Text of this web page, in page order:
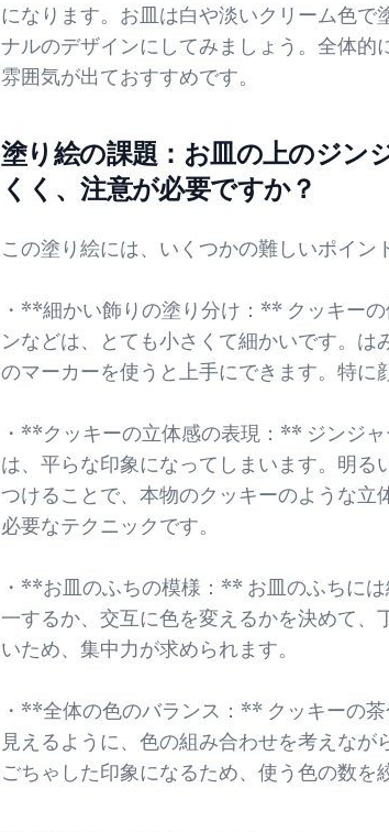
になります。お皿は白や淡いクリーム色
ナルのデザインにしてみましょう。全体
雰囲気が出ておすすめです。
塗り絵の課題：お皿の上のジン
くく、注意が必要ですか？
この塗り絵には、いくつかの難しいポイン
・**細かい飾りの塗り分け：** クッキー
ンなどは、とても小さくて細かいです。
のマーカーを使うと上手にできます。特に
・**クッキーの立体感の表現：** ジンジ
は、平らな印象になってしまいます。明
つけることで、本物のクッキーのような
必要なテクニックです。
・**お皿のふちの模様：** お皿のふちに
一するか、交互に色を変えるかを決めて
いため、集中力が求められます。
・**全体の色のバランス：** クッキーの
見えるように、色の組み合わせを考えな
ごちゃした印象になるため、使う色の数を